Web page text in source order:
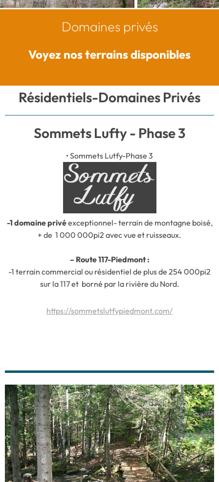
Domaines privés
Voyez nos terrains disponibles
Résidentiels-Domaines Privés
Sommets Lufty - Phase 3
• Sommets Lutfy-Phase 3
-1 domaine privéexceptionnel- terrain de montagne boisé,
+ de 1 000 000pi2 avec vue et ruisseaux.
– Route 117-Piedmont :
-1 terrain commercial ou résidentiel de plus de 254 000pi2
sur la 117 et borné par la rivière du Nord.
https://sommetslutfypiedmont.com/